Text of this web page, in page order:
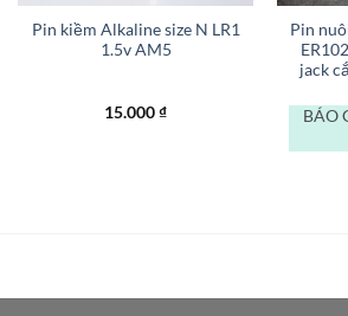
Pin kiềm Alkaline size N LR1
1.5v AM5
15.000₫
Pin
jack
BÁO